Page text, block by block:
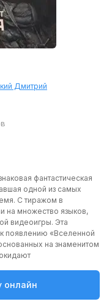
Дмитрий
фантастическая
одной из самых
С тиражом в
на множество языков,
видеоигры. Эта
к появлению «Вселенной
на знаменитом
онлайн